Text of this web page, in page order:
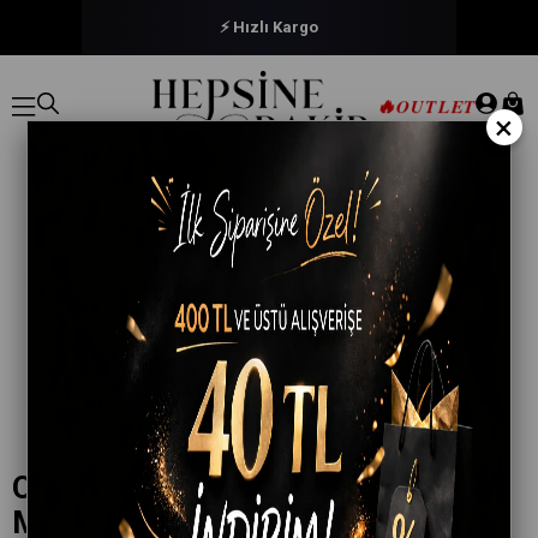
⚡ Hızlı Kargo
🔥OUTLET
Otel Yorganı Modelleri –
Misafirlerinize Sıcak ve Rahat Bir
×